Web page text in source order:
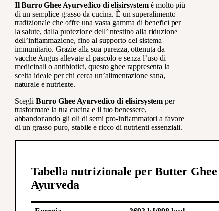
Il Burro Ghee Ayurvedico di elisirsystem è molto più
di un semplice grasso da cucina. È un superalimento
tradizionale che offre una vasta gamma di benefici per
la salute, dalla protezione dell’intestino alla riduzione
dell’infiammazione, fino al supporto del sistema
immunitario. Grazie alla sua purezza, ottenuta da
vacche Angus allevate al pascolo e senza l’uso di
medicinali o antibiotici, questo ghee rappresenta la
scelta ideale per chi cerca un’alimentazione sana,
naturale e nutriente.
Scegli Burro Ghee Ayurvedico di elisirsystem per
trasformare la tua cucina e il tuo benessere,
abbandonando gli oli di semi pro-infiammatori a favore
di un grasso puro, stabile e ricco di nutrienti essenziali.
Tabella nutrizionale per Butter Ghee
Ayurveda